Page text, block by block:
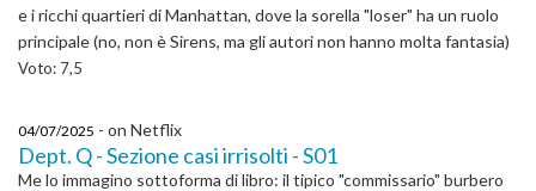
e i ricchi quartieri di Manhattan, dove la sorella "loser" ha un ruolo
principale (no, non è Sirens, ma gli autori non hanno molta fantasia)
Voto: 7,5
04/07/2025 - on Netflix
Dept. Q - Sezione casi irrisolti - S01
Me lo immagino sottoforma di libro: il tipico "commissario" burbero